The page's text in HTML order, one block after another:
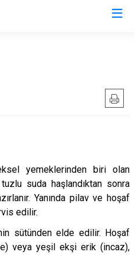
yemeklerinden biri olan
suda haşlandıktan sonra
Yanında pilav ve hoşaf
edilir.
sütünden elde edilir. Hoşaf
veya yeşil ekşi erik (incaz),